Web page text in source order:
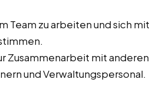
Team zu arbeiten und sich mit
Zusammenarbeit mit anderen
und Verwaltungspersonal.